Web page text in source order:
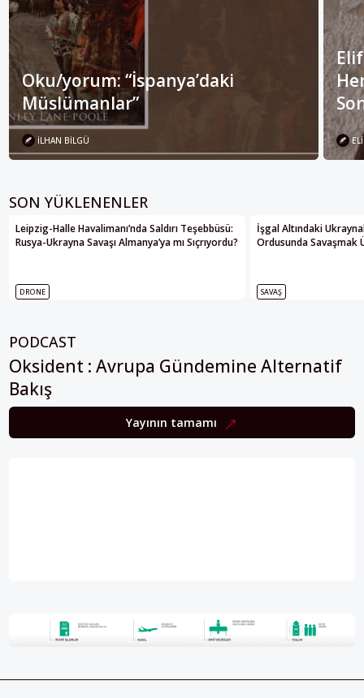
Oku/yorum: “İspanya’daki
Müslümanlar”
İLHAN BILGÜ
SON YÜKLENENLER
Leipzig-Halle Havalimanı’nda Saldırı Teşebbüsü:
Rusya-Ukrayna Savaşı Almanya’ya mı Sıçrıyordu?
DRONE
İşgal Altındaki
Ordusunda Savaşmak
SAVAŞ
PODCAST
Oksident : Avrupa Gündemine Alternatif
Bakış
Yayının tamamı